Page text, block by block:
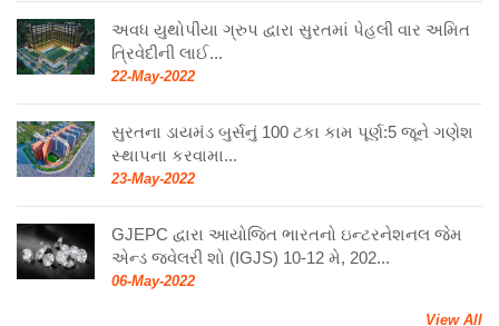
અવધ યુથોપીયા ગ્રુપ દ્વારા સુરતમાં પેહલી વાર અમિત
ત્રિવેદીની લાઈ...
22-May-2022
સુરતના ડાયમંડ બુર્સનું 100 ટકા કામ પૂર્ણ:5 જૂને ગણેશ
સ્થાપના કરવામા...
23-May-2022
GJEPC દ્વારા આયોજિત ભારતનો ઇન્ટરનેશનલ જેમ
એન્ડ જ્વેલરી શો (IGJS) 10-12 મે, 202...
06-May-2022
View All